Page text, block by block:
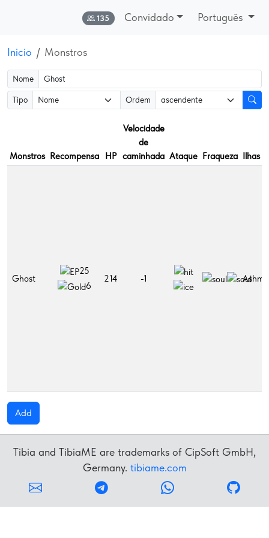
Online:
135 Convidado Português
Inicio Monstros
Nome
Tipo Ordem
Monstros Recompensa HP
Velocidade
de
caminhada Ataque Fraqueza Ilhas
Ghost
25
6
214 -1
Add
Tibia and TibiaME are trademarks of CipSoft GmbH,
Germany. tibiame.com